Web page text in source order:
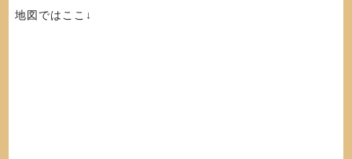
地図ではここ↓